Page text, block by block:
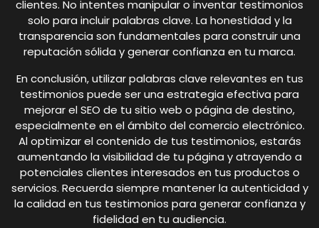
clientes. No intentes manipular o inventar testimonios
solo para incluir palabras clave. La honestidad y la
transparencia son fundamentales para construir una
reputación sólida y generar confianza en tu marca.
En conclusión, utilizar palabras clave relevantes en tus
testimonios puede ser una estrategia efectiva para
mejorar el SEO de tu sitio web o página de destino,
especialmente en el ámbito del comercio electrónico.
Al optimizar el contenido de tus testimonios, estarás
aumentando la visibilidad de tu página y atrayendo a
potenciales clientes interesados en tus productos o
servicios. Recuerda siempre mantener la autenticidad y
la calidad en tus testimonios para generar confianza y
fidelidad en tu audiencia.